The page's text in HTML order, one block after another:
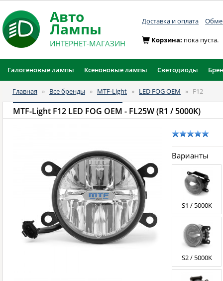
Авто
Лампы
ИНТЕРНЕТ-МАГАЗИН
Доставка и оплата
Корзина: пока пуста.
Галогеновые лампы Ксеноновые лампы Светодиоды
Главная » Все бренды » MTF-Light » LED FOG OEM » F12
MTF-Light F12 LED FOG OEM - FL25W (R1 / 5000K)
Варианты
S1 / 5000K
S2 / 5000K